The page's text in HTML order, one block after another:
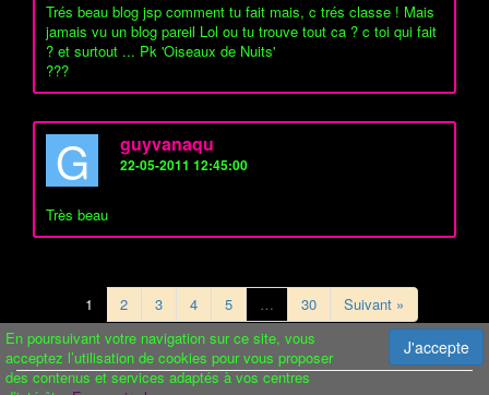
En poursuivant votre navigation sur ce site, vous
acceptez l’utilisation de cookies pour vous proposer
des contenus et services adaptés à vos centres
J'accepte
Trés beau blog jsp comment tu fait mais, c trés classe ! Mais
jamais vu un blog pareil Lol ou tu trouve tout ca ? c toi qui fait
? et surtout ... Pk 'Oiseaux de Nuits'
???
G guyvanaqu
22-05-2011 12:45:00
Très beau
1 2 3 4 5 … 30 Suivant »